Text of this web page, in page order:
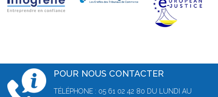
POUR NOUS CONTACTER
TÉLÉPHONE : 05 61 02 42 80 DU LUNDI AU